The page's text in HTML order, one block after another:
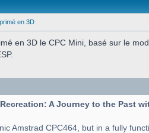
en 3D
en 3D le CPC Mini, basé sur le
A Journey to the Past
Amstrad CPC464, but in a fully